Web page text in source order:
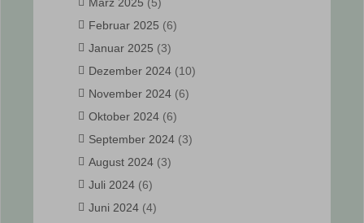
Februar 2025 (6)
Januar 2025 (3)
Dezember 2024 (10)
November 2024 (6)
Oktober 2024 (6)
September 2024 (3)
August 2024 (3)
Juli 2024 (6)
Juni 2024 (4)